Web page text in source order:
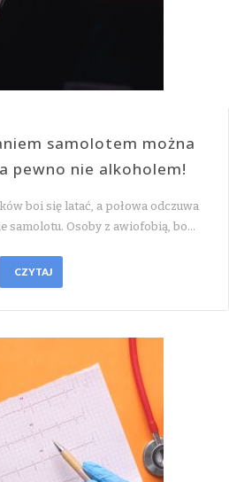
samolotem można
pewno nie alkoholem!
boi się latać, a połowa odczuwa
samolotu. Osoby z awiofobią, bo…
CZYTAJ